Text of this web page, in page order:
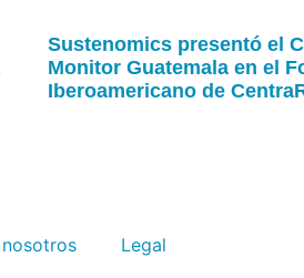
Sustenomics presentó el
Monitor Guatemala en el
Iberoamericano de
Legal